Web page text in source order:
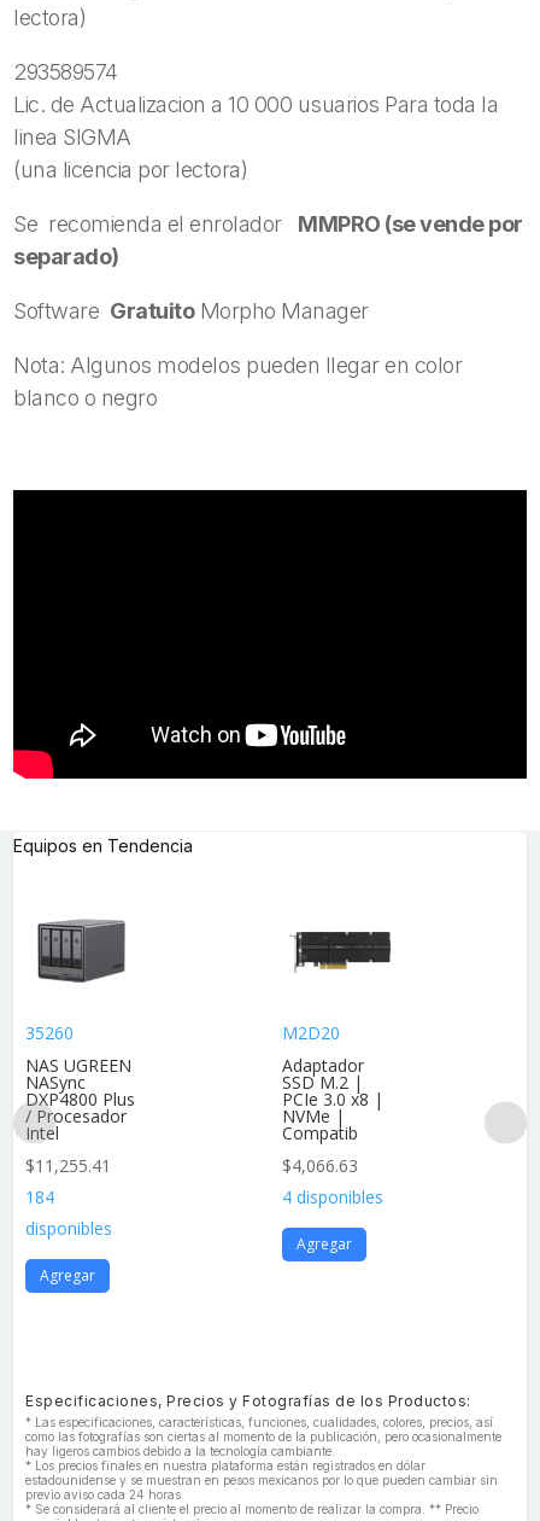
lectora)
293589574
Lic. de Actualizacion a 10 000 usuarios Para toda la
linea SIGMA
(una licencia por lectora)
Se recomienda el enrolador MMPRO (se vende por
separado)
Software GratuitoMorpho Manager
Nota: Algunos modelos pueden llegar en color
blanco o negro
Equipos en Tendencia
35260
NAS UGREEN
NASync
DXP4800 Plus
/ Procesador
Intel
$11,255.41
184
disponibles
Agregar
M2D20
Adaptador
SSD M.2 |
PCIe 3.0 x8 |
NVMe |
Compatib
$4,066.63
4 disponibles
Agregar
Especificaciones, Precios y Fotografías de los Productos:
* Las especificaciones, características, funciones, cualidades, colores, precios, así
como las fotografías son ciertas al momento de la publicación, pero ocasionalmente
hay ligeros cambios debido a la tecnología cambiante.
* Los precios finales en nuestra plataforma están registrados en dólar
estadounidense y se muestran en pesos mexicanos por lo que pueden cambiar sin
previo aviso cada 24 horas.
* Se considerará al cliente el precio al momento de realizar la compra. ** Precio